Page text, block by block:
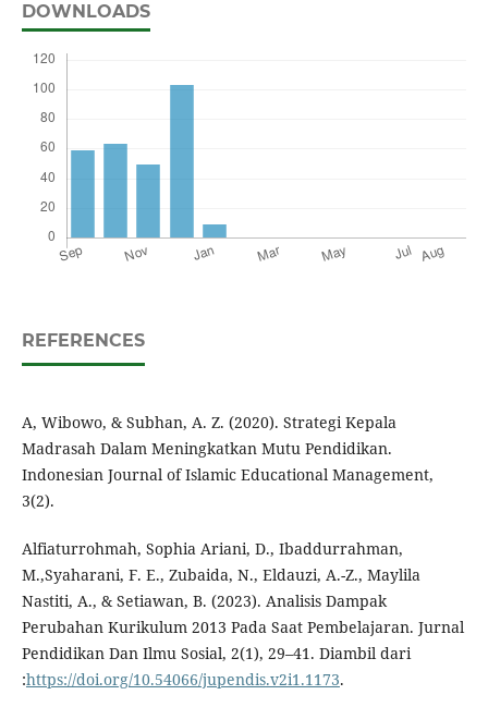
DOWNLOADS
REFERENCES
A, Wibowo, & Subhan, A. Z. (2020). Strategi Kepala
Madrasah Dalam Meningkatkan Mutu Pendidikan.
Indonesian Journal of Islamic Educational Management,
3(2).
Alfiaturrohmah, Sophia Ariani, D., Ibaddurrahman,
M.,Syaharani, F. E., Zubaida, N., Eldauzi, A.-Z., Maylila
Nastiti, A., & Setiawan, B. (2023). Analisis Dampak
Perubahan Kurikulum 2013 Pada Saat Pembelajaran. Jurnal
Pendidikan Dan Ilmu Sosial, 2(1), 29–41. Diambil dari
:https://doi.org/10.54066/jupendis.v2i1.1173.